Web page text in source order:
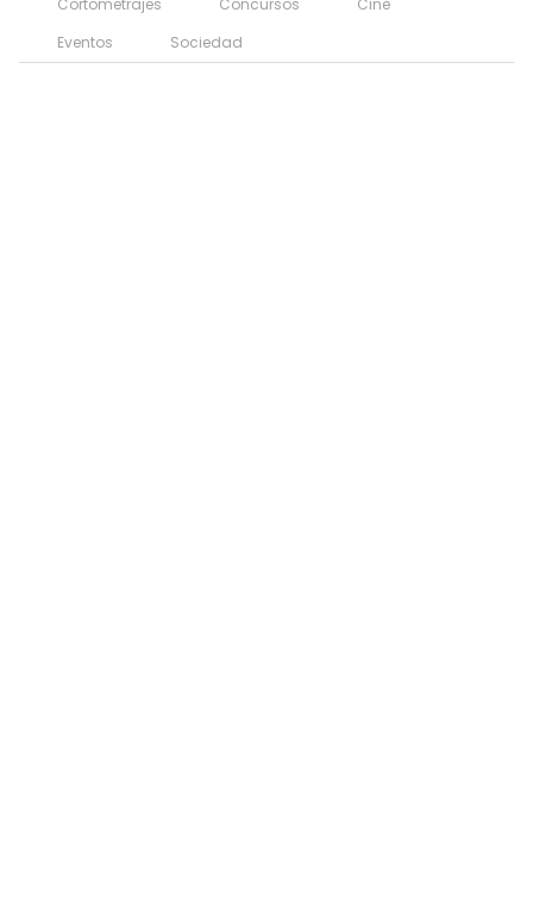
Eventos
Sociedad